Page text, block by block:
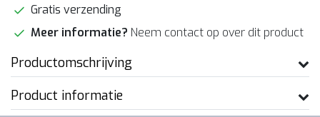
Gratis verzending
Meer informatie? Neem contact op over dit product
Productomschrijving
Product informatie